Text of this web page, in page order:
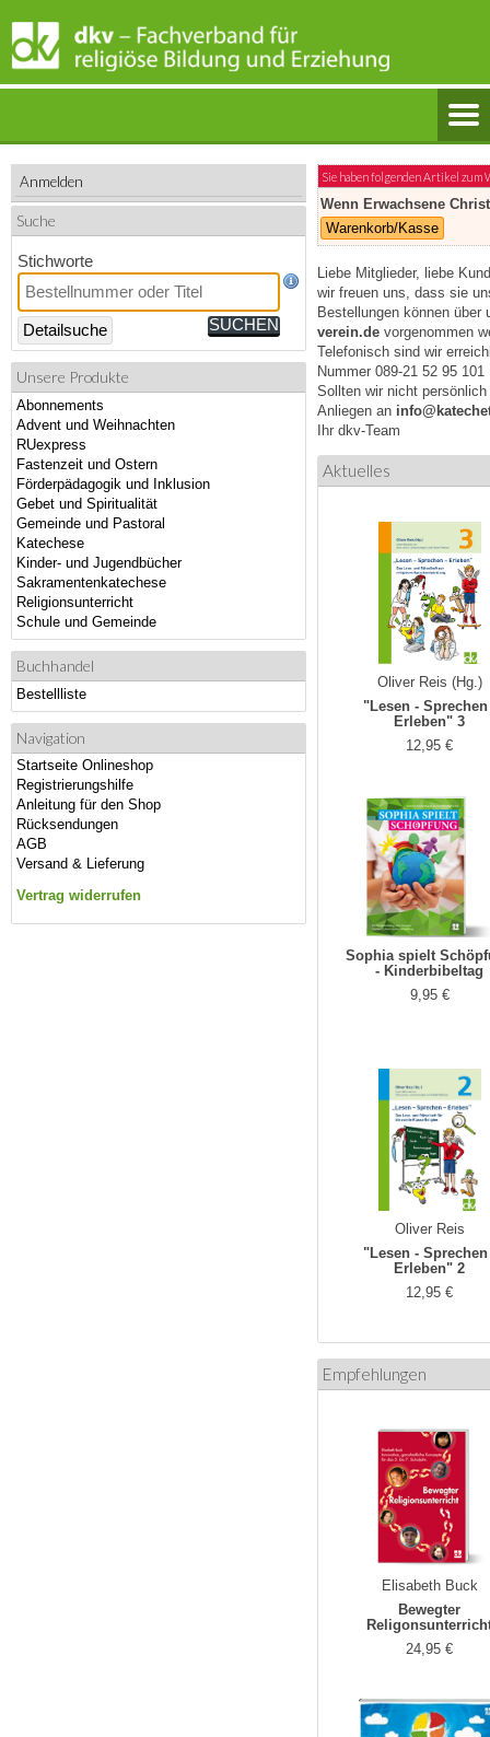
Anmelden
Suche
Stichworte
Detailsuche
Unsere Produkte
Abonnements
Advent und Weihnachten
RUexpress
Fastenzeit und Ostern
Förderpädagogik und Inklusion
Gebet und Spiritualität
Gemeinde und Pastoral
Katechese
Kinder- und Jugendbücher
Sakramentenkatechese
Religionsunterricht
Schule und Gemeinde
Buchhandel
Bestellliste
Navigation
Startseite Onlineshop
Registrierungshilfe
Anleitung für den Shop
Rücksendungen
AGB
Versand & Lieferung
Vertrag widerrufen
Sie haben folgenden Artikel
Wenn Erwachsene
Warenkorb/Kasse
Liebe Mitglieder, liebe
wir freuen uns, dass sie
Bestellungen können
verein.de vorgenommen
Telefonisch sind wir
Nummer 089-21 52 95 101
Sollten wir nicht
Anliegen an
Ihr dkv-Team
Aktuelles
Oliver Reis (Hg.)
"Lesen - Sprechen
Erleben" 3
12,95 €
Sophia spielt
- Kinderbibeltag
9,95 €
Oliver Reis
"Lesen - Sprechen
Erleben" 2
12,95 €
Empfehlungen
Elisabeth Buck
Bewegter
24,95 €